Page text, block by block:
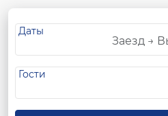
Даты
Гости